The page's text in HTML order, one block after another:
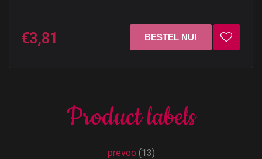
€3,81
Product labels
prevoo (13)